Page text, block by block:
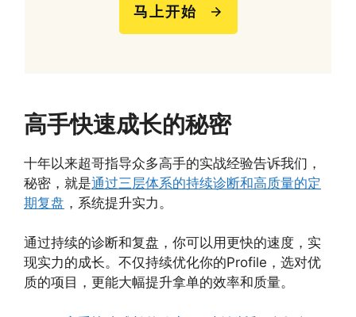
马上开始
高手快速成长的秘密
十年以来超哥指导众多高手的实战经验告诉我们，
秘密，就是通过三层体系的持续诊断和高质量的定
期复盘 ，系统提升实力。
通过持续的诊断和复盘，你可以用更快的速度，实
现实力的成长。不仅持续优化你的Profile，选对优
质的项目，更能大幅提升拿单的效率和质量。